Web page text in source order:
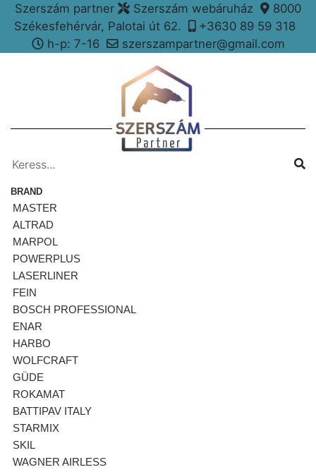
Szerszám partner Szerszám webáruház
8000
Székesfehérvár, Palotai út 62.
+3630 89 59 318
h-p: 7-16
szerszampartner@gmail.com
BRAND
MASTER
ALTRAD
MARPOL
POWERPLUS
LASERLINER
FEIN
BOSCH PROFESSIONAL
ENAR
HARBO
WOLFCRAFT
GÜDE
ROKAMAT
BATTIPAV ITALY
STARMIX
SKIL
WAGNER AIRLESS